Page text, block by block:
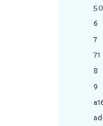
6
7
71
8
9